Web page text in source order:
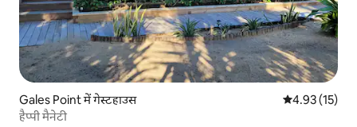
Gales Point में गेस्टहाउस औसत रेटिंग 5 में
4.93 (15)
हैप्पी मैनेटी